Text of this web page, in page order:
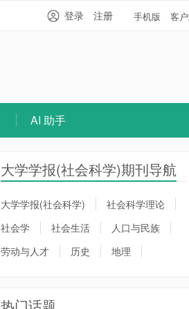
手机版 客
登录 注册
AI 助手
大学学报(社会科学)期刊导航
大学学报(社会科学)
社会科学理论
社会学
社会生活
人口与民族
劳动与人才
历史 地理